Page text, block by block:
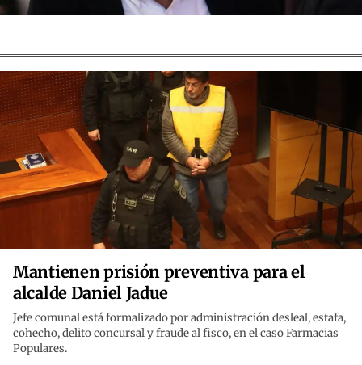
Mantienen prisión preventiva para el
alcalde Daniel Jadue
Jefe comunal está formalizado por administración desleal, estafa,
cohecho, delito concursal y fraude al fisco, en el caso Farmacias
Populares.